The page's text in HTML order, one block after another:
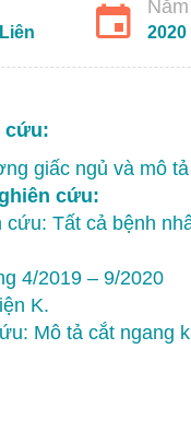
2020
cứu:
giấc ngủ và mô
cứu:
Tất cả bệnh
4/2019 – 9/2020
K.
Mô tả cắt ngang